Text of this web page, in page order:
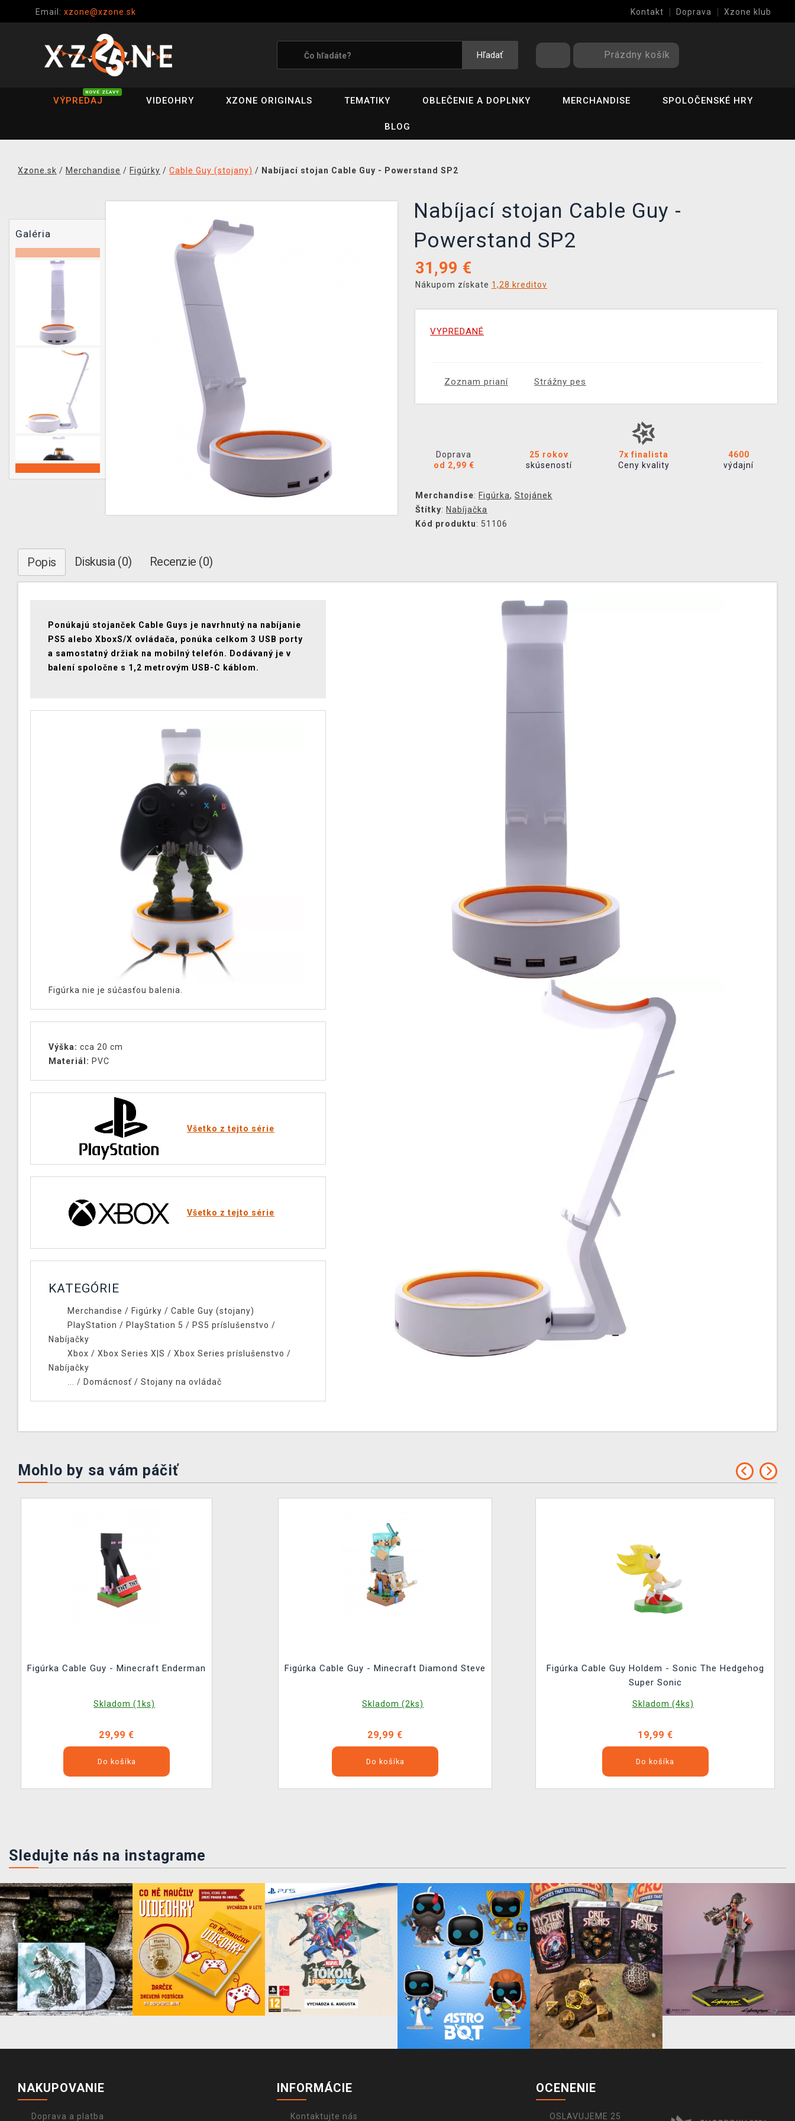
Email: xzone@xzone.sk Kontakt Doprava Xzone klub
Hľadať Prázdny košík
VÝPREDAJ
NOVÉ ZĽAVY
VIDEOHRY XZONE ORIGINALS TEMATIKY OBLEČENIE A DOPLNKY MERCHANDISE SPOLOČENSKÉ HRY
BLOG
Xzone.sk / Merchandise / Figúrky / Cable Guy (stojany) / Nabíjací stojan Cable Guy - Powerstand SP2
Galéria
Nabíjací stojan Cable Guy -
Powerstand SP2
31,99 €
Nákupom získate 1,28 kreditov
VYPREDANÉ
Zoznam prianí Strážny pes
Doprava
od 2,99 €
25 rokov
skúseností
7x finalista
Ceny kvality
4600
výdajní
Merchandise: Figúrka, Stojánek
Štítky: Nabíjačka
Kód produktu: 51106
Popis Diskusia (0) Recenzie (0)
Ponúkajú stojanček Cable Guys je navrhnutý na nabíjanie
PS5 alebo XboxS/X ovládača, ponúka celkom 3 USB porty
a samostatný držiak na mobilný telefón. Dodávaný je v
balení spoločne s 1,2 metrovým USB-C káblom.
Figúrka nie je súčasťou balenia.
Výška: cca 20 cm
Materiál: PVC
Všetko z tejto série
Všetko z tejto série
KATEGÓRIE
Merchandise / Figúrky / Cable Guy (stojany)
PlayStation / PlayStation 5 / PS5 príslušenstvo /
Nabíjačky
Xbox / Xbox Series X|S / Xbox Series príslušenstvo /
Nabíjačky
... / Domácnosť / Stojany na ovládač
Mohlo by sa vám páčiť
Figúrka Cable Guy - Minecraft Enderman
Skladom (1ks)
29,99 €
Do košíka
Figúrka Cable Guy - Minecraft Diamond Steve
Skladom (2ks)
29,99 €
Do košíka
Figúrka Cable Guy Holdem - Sonic The Hedgehog
Super Sonic
Skladom (4ks)
19,99 €
Do košíka
Sledujte nás na instagrame
NAKUPOVANIE
Doprava a platba
INFORMÁCIE
Kontaktujte nás
OCENENIE
OSLAVUJEME 25